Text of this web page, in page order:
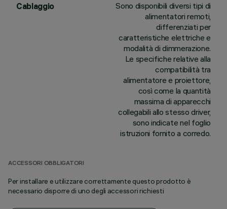
Cablaggio
Sono disponibili diversi tipi di
alimentatori remoti,
differenziati per
caratteristiche elettriche e
modalità di dimmerazione.
Le specifiche relative alla
compatibilità tra
alimentatore e proiettore,
così come la quantità
massima di apparecchi
collegabili allo stesso driver,
sono indicate nel foglio
istruzioni fornito a corredo.
ACCESSORI OBBLIGATORI
Per installare e utilizzare correttamente questo prodotto è
necessario disporre di uno degli accessori richiesti